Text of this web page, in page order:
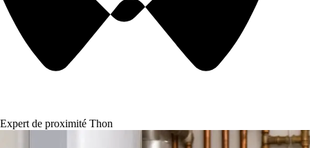
Expert de proximité Thon